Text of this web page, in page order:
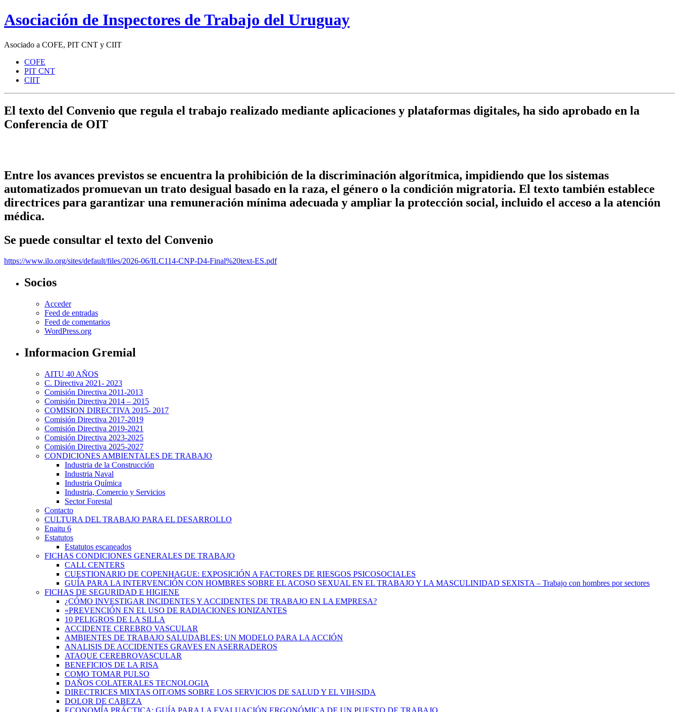
Asociación de Inspectores de Trabajo del Uruguay
Asociado a COFE, PIT CNT y CIIT
COFE
PIT CNT
CIIT
El texto del Convenio que regula el trabajo realizado mediante aplicaciones y plataformas digitales, ha sido aprobado en la
Conferencia de OIT
Entre los avances previstos se encuentra la prohibición de la discriminación algorítmica, impidiendo que los sistemas
automatizados promuevan un trato desigual basado en la raza, el género o la condición migratoria. El texto también establece
directrices para garantizar una remuneración mínima adecuada y ampliar la protección social, incluido el acceso a la atención
médica.
Se puede consultar el texto del Convenio
https://www.ilo.org/sites/default/files/2026-06/ILC114-CNP-D4-Final%20text-ES.pdf
Socios
Acceder
Feed de entradas
Feed de comentarios
WordPress.org
Informacion Gremial
AITU 40 AÑOS
C. Directiva 2021- 2023
Comisión Directiva 2011-2013
Comisión Directiva 2014 – 2015
COMISION DIRECTIVA 2015- 2017
Comisión Directiva 2017-2019
Comisión Directiva 2019-2021
Comisión Directiva 2023-2025
Comisión Directiva 2025-2027
CONDICIONES AMBIENTALES DE TRABAJO
Industria de la Construcción
Industria Naval
Industria Química
Industria, Comercio y Servicios
Sector Forestal
Contacto
CULTURA DEL TRABAJO PARA EL DESARROLLO
Enaitu 6
Estatutos
Estatutos escaneados
FICHAS CONDICIONES GENERALES DE TRABAJO
CALL CENTERS
CUESTIONARIO DE COPENHAGUE: EXPOSICIÓN A FACTORES DE RIESGOS PSICOSOCIALES
GUÍA PARA LA INTERVENCIÓN CON HOMBRES SOBRE EL ACOSO SEXUAL EN EL TRABAJO Y LA MASCULINIDAD SEXISTA – Trabajo con hombres por sectores
FICHAS DE SEGURIDAD E HIGIENE
¿CÓMO INVESTIGAR INCIDENTES Y ACCIDENTES DE TRABAJO EN LA EMPRESA?
«PREVENCIÓN EN EL USO DE RADIACIONES IONIZANTES
10 PELIGROS DE LA SILLA
ACCIDENTE CEREBRO VASCULAR
AMBIENTES DE TRABAJO SALUDABLES: UN MODELO PARA LA ACCIÓN
ANALISIS DE ACCIDENTES GRAVES EN ASERRADEROS
ATAQUE CEREBROVASCULAR
BENEFICIOS DE LA RISA
COMO TOMAR PULSO
DAÑOS COLATERALES TECNOLOGIA
DIRECTRICES MIXTAS OIT/OMS SOBRE LOS SERVICIOS DE SALUD Y EL VIH/SIDA
DOLOR DE CABEZA
ECONOMÍA PRÁCTICA: GUÍA PARA LA EVALUACIÓN ERGONÓMICA DE UN PUESTO DE TRABAJO